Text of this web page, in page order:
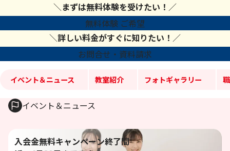
＼まずは無料体験を受けたい！ ／
無料体験 ご希望
＼詳しい料金がすぐに知りたい！ ／
お問合せ・資料請求
イベント＆ニュース 教室紹介 フォトギャラリー
イベント＆ニュース
入会金無料キャンペーン終了間